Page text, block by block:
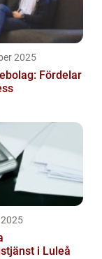
2025
Fördelar
i Luleå